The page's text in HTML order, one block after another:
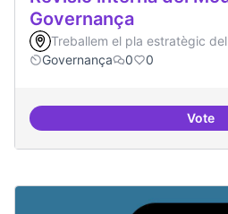
Governança
Treballem el pla estratègic
Governança
0 0
Vote